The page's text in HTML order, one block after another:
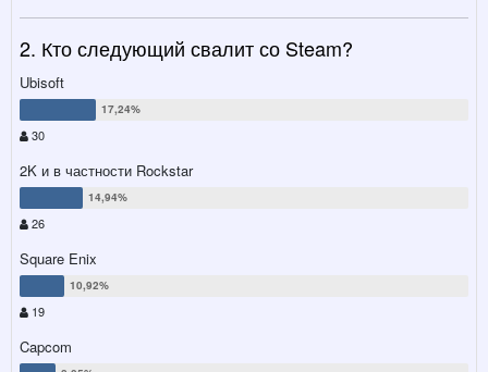
2. Кто следующий свалит со Steam?
Ubisoft
30
2K и в частности Rockstar
26
Square Enix
19
Capcom